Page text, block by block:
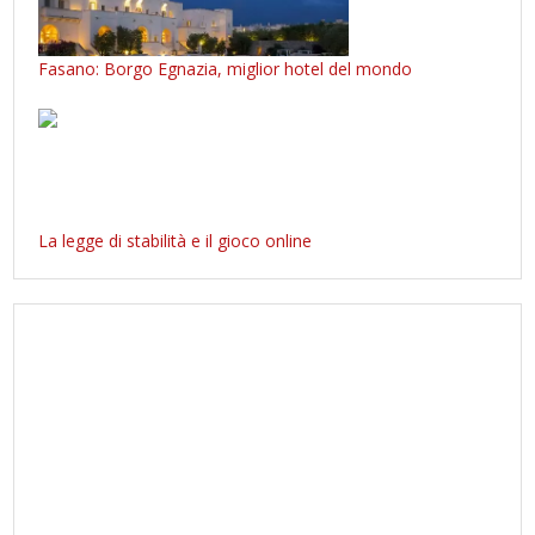
Fasano: Borgo Egnazia, miglior hotel del mondo
La legge di stabilità e il gioco online